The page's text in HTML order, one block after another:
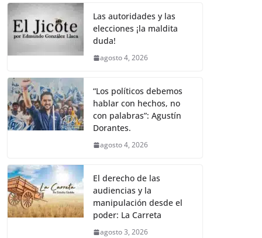
k
Las autoridades y las
elecciones ¡la maldita
duda!
agosto 4, 2026
“Los políticos debemos
hablar con hechos, no
con palabras”: Agustín
Dorantes.
agosto 4, 2026
El derecho de las
audiencias y la
manipulación desde el
poder: La Carreta
agosto 3, 2026